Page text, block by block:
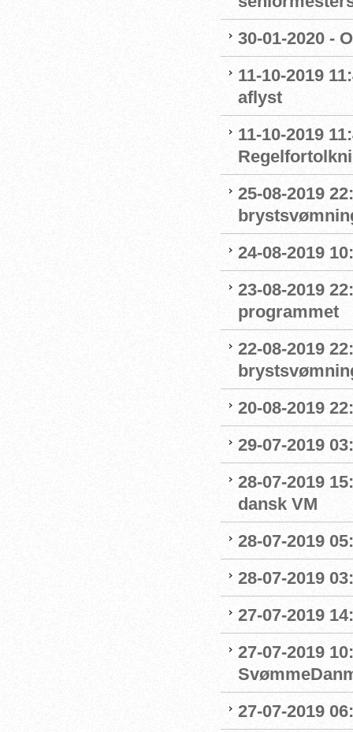
30-01-2020 -
11-10-2019
aflyst
11-10-2019
25-08-2019
24-08-2019
23-08-2019
programmet
22-08-2019
20-08-2019
29-07-2019
28-07-2019
dansk VM
28-07-2019
28-07-2019
27-07-2019
27-07-2019
27-07-2019